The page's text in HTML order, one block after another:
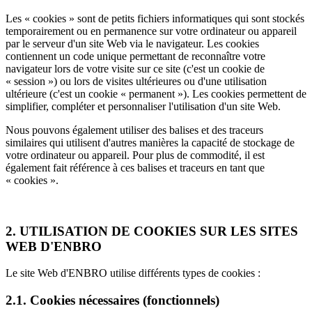
Les « cookies » sont de petits fichiers informatiques qui sont stockés
temporairement ou en permanence sur votre ordinateur ou appareil
par le serveur d'un site Web via le navigateur. Les cookies
contiennent un code unique permettant de reconnaître votre
navigateur lors de votre visite sur ce site (c'est un cookie de
« session ») ou lors de visites ultérieures ou d'une utilisation
ultérieure (c'est un cookie « permanent »). Les cookies permettent de
simplifier, compléter et personnaliser l'utilisation d'un site Web.
Nous pouvons également utiliser des balises et des traceurs
similaires qui utilisent d'autres manières la capacité de stockage de
votre ordinateur ou appareil. Pour plus de commodité, il est
également fait référence à ces balises et traceurs en tant que
« cookies ».
2. UTILISATION DE COOKIES SUR LES SITES
WEB D'ENBRO
Le site Web d'ENBRO utilise différents types de cookies :
2.1. Cookies nécessaires (fonctionnels)